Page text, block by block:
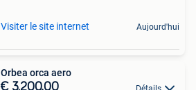
Visiter le site internet Aujourd'hui
Orbea orca aero
€ 3.200,00